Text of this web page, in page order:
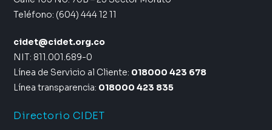
Teléfono: (604) 444 12 11
cidet@cidet.org.co
NIT: 811.001.689-0
Línea de Servicio al Cliente: 018000 423 678
Línea transparencia: 018000 423 835
Directorio CIDET